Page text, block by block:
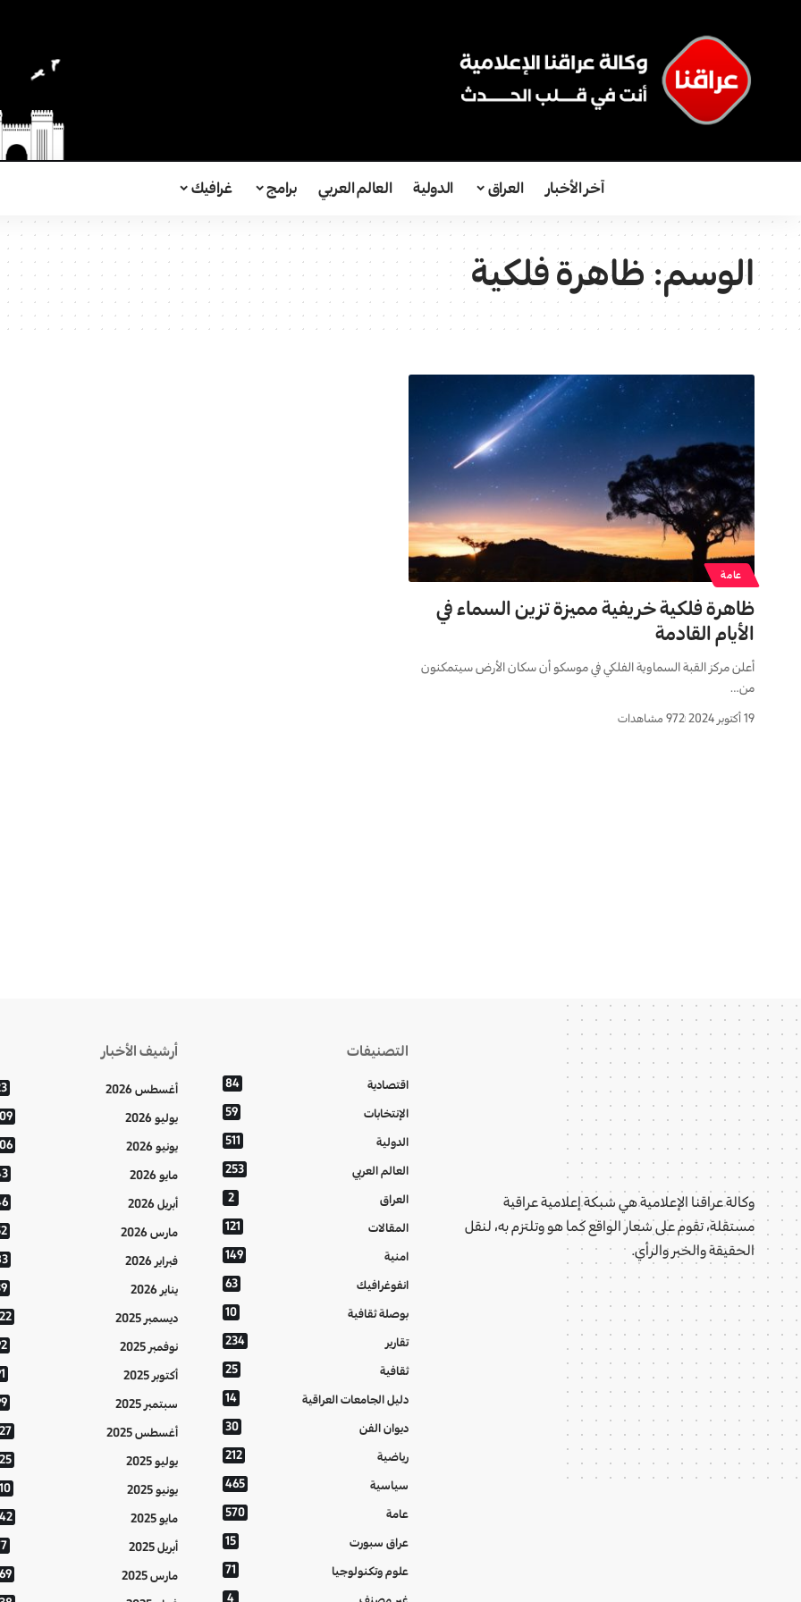
آخر الأخبار العراق الدولية العالم العربي برامج غرافيك
الوسم:ظاهرة فلكية
عامة
ظاهرة فلكية خريفية مميزة تزين السماء في
الأيام القادمة
أعلن مركز القبة السماوية الفلكي في موسكو أن سكان الأرض سيتمكنون
من…
19 أكتوبر 2024 972 مشاهدات
وكالة عراقنا الإعلامية هي شبكة إعلامية عراقية
مستقلة، تقوم على شعار الواقع كما هو وتلتزم به، لنقل
الحقيقة والخبر والرأي.
التصنيفات
اقتصادية 84
الإنتخابات 59
الدولية 511
العالم العربي 253
العراق 2
المقالات 121
امنية 149
انفوغرافيك 63
بوصلة ثقافية 10
تقارير 234
ثقافية 25
دليل الجامعات العراقية 14
ديوان الفن 30
رياضية 212
سياسية 465
عامة 570
عراق سبورت 15
علوم وتكنولوجيا 71
4
أرشيف الأخبار
أغسطس 2026
يوليو 2026
يونيو 2026
مايو 2026
أبريل 2026
مارس 2026
فبراير 2026
يناير 2026
ديسمبر 2025
نوفمبر 2025
أكتوبر 2025
سبتمبر 2025
أغسطس 2025
يوليو 2025
يونيو 2025
مايو 2025
أبريل 2025
مارس 2025